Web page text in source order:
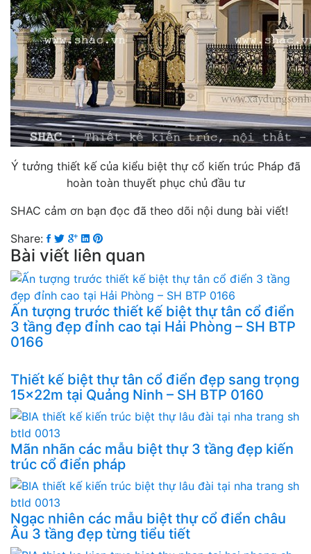
Ý tưởng thiết kế của kiểu biệt thự cổ kiến trúc Pháp đã
hoàn toàn thuyết phục chủ đầu tư
SHAC cảm ơn bạn đọc đã theo dõi nội dung bài viết!
Share:
Bài viết liên quan
Ấn tượng trước thiết kế biệt thự tân cổ điển
3 tầng đẹp đỉnh cao tại Hải Phòng – SH BTP
0166
Thiết kế biệt thự tân cổ điển đẹp sang trọng
15x22m tại Quảng Ninh – SH BTP 0160
Mãn nhãn các mẫu biệt thự 3 tầng đẹp kiến
trúc cổ điển pháp
Ngạc nhiên các mẫu biệt thự cổ điển châu
Âu 3 tầng đẹp từng tiểu tiết